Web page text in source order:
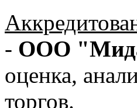
- ООО
оценка,
торгов.